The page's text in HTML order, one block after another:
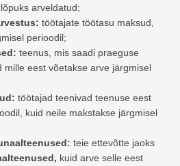
arveldatud;
töötajate töötasu maksud,
perioodil;
teenus, mis saadi praeguse
mille eest võetakse arve järgmisel
töötajad teenivad teenuse eest
kuid neile makstakse järgmisel
teie ettevõtte jaoks
kuid arve selle eest